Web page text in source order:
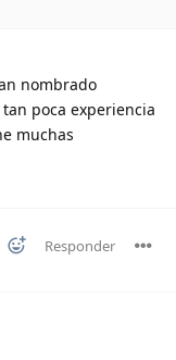
nombrado
poca experiencia
muchas
Responder